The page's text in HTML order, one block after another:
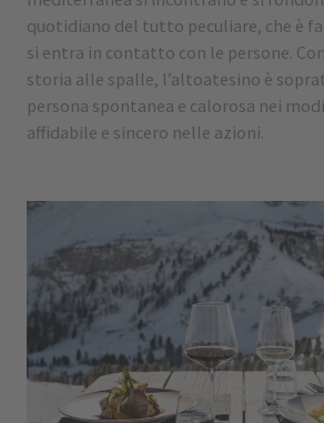
quotidiano del tutto peculiare, che è
si entra in contatto con le persone.
storia alle spalle, l’altoatesino è
persona spontanea e calorosa nei
affidabile e sincero nelle azioni.